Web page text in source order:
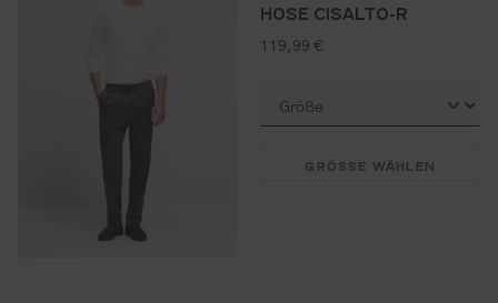
HOSE CISALTO-R
regulärer preis:
119,99 €
GRÖSSE WÄHLEN